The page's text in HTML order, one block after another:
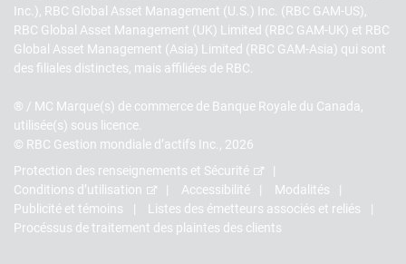
Inc.), RBC Global Asset Management (U.S.) Inc. (RBC GAM-US),
RBC Global Asset Management (UK) Limited (RBC GAM-UK) et RBC
Global Asset Management (Asia) Limited (RBC GAM-Asia) qui sont
des filiales distinctes, mais affiliées de RBC.
® / MC Marque(s) de commerce de Banque Royale du Canada,
utilisée(s) sous licence.
© RBC Gestion mondiale d’actifs Inc., 2026
Protection des renseignements et Sécurité
Conditions d’utilisation
Accessibilité
Modalités
Publicité et témoins
Listes des émetteurs associés et reliés
Procéssus de traitement des plaintes des clients